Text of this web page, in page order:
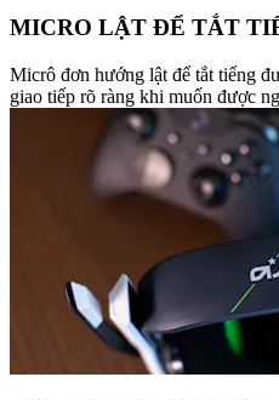
MICRO LẬT ĐỂ TẮT
Micrô đơn hướng lật để tắt tiếng
giao tiếp rõ ràng khi muốn được